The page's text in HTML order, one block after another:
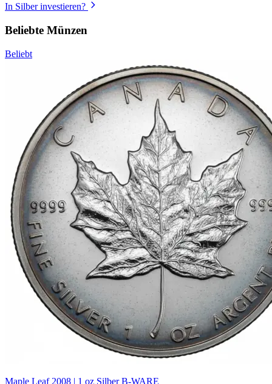
In Silber investieren?
Beliebte Münzen
Beliebt
Maple Leaf 2008 | 1 oz Silber B-WARE